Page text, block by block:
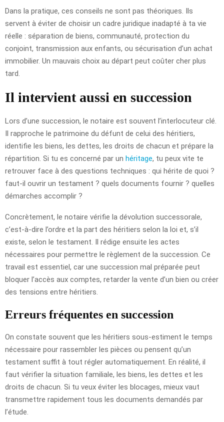
Dans la pratique, ces conseils ne sont pas théoriques. Ils
servent à éviter de choisir un cadre juridique inadapté à ta vie
réelle : séparation de biens, communauté, protection du
conjoint, transmission aux enfants, ou sécurisation d’un achat
immobilier. Un mauvais choix au départ peut coûter cher plus
tard.
Il intervient aussi en succession
Lors d’une succession, le notaire est souvent l’interlocuteur clé.
Il rapproche le patrimoine du défunt de celui des héritiers,
identifie les biens, les dettes, les droits de chacun et prépare la
répartition. Si tu es concerné par un héritage, tu peux vite te
retrouver face à des questions techniques : qui hérite de quoi ?
faut-il ouvrir un testament ? quels documents fournir ? quelles
démarches accomplir ?
Concrètement, le notaire vérifie la dévolution successorale,
c’est-à-dire l’ordre et la part des héritiers selon la loi et, s’il
existe, selon le testament. Il rédige ensuite les actes
nécessaires pour permettre le règlement de la succession. Ce
travail est essentiel, car une succession mal préparée peut
bloquer l’accès aux comptes, retarder la vente d’un bien ou créer
des tensions entre héritiers.
Erreurs fréquentes en succession
On constate souvent que les héritiers sous-estiment le temps
nécessaire pour rassembler les pièces ou pensent qu’un
testament suffit à tout régler automatiquement. En réalité, il
faut vérifier la situation familiale, les biens, les dettes et les
droits de chacun. Si tu veux éviter les blocages, mieux vaut
transmettre rapidement tous les documents demandés par
l’étude.